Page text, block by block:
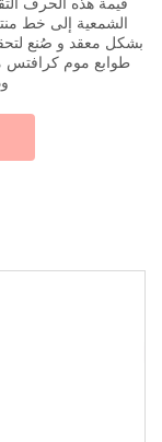
الشمعية إلى خط
بشكل معقد و صُنع
طوابع موم كرافتس